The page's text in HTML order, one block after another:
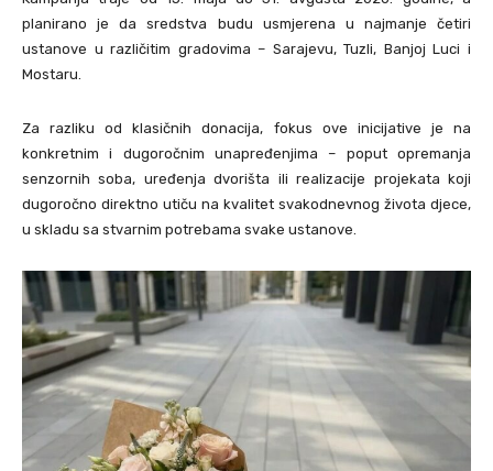
planirano je da sredstva budu usmjerena u najmanje četiri
ustanove u različitim gradovima – Sarajevu, Tuzli, Banjoj Luci i
Mostaru.
Za razliku od klasičnih donacija, fokus ove inicijative je na
konkretnim i dugoročnim unapređenjima – poput opremanja
senzornih soba, uređenja dvorišta ili realizacije projekata koji
dugoročno direktno utiču na kvalitet svakodnevnog života djece,
u skladu sa stvarnim potrebama svake ustanove.